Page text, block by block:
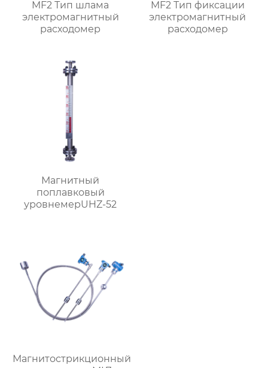
MF2 Тип шлама
электромагнитный
расходомер
MF2 Тип фиксации
электромагнитный
расходомер
Магнитный
поплавковый
уровнемерUHZ-52
Магнитострикционный